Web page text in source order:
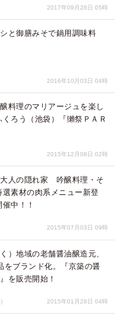
2017年09月28日 05時
と御膳みそで鍋用調味料
2016年10月03日 04時
料理のマリアージュを楽し
ろう（池袋）『獺祭ＰＡＲ
2015年12月08日 02時
人の隠れ家 吟醸料理・そ
素材の肉系メニュー新登
中！！
2015年07月03日 09時
）地域の老舗醤油醸造元、
をブランド化。『京築の醤
を販売開始！
2015年01月28日 04時